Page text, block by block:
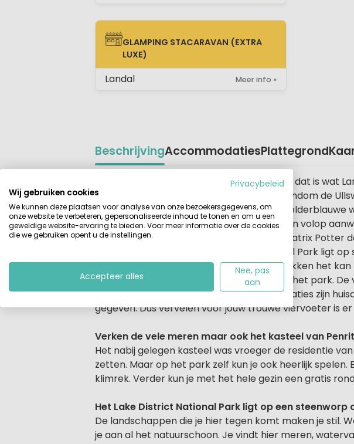
GLAMPING STACARAVAN (EXTRA LUXE)
GLAMPING STACARAVAN (EXTRA
LUXE)
Landal Meer info »
BeschrijvingAccommodatiesPlattegrond
Beschrijving
Een vakantie in een betoverend landschap dat is wat
vind je prachtige meren en bergketens. Rondom de
activiteiten ondernemen, geniet van het
actieve vakantie? Dan zijn de mogelijkheden volop
varenover de diverse meren. Hier werd Beatrix Potter
prachtige natuurpark Lake District National Park ligt
niet in te pakken. Wandelen, fietsen of kajakken het
een heerlijke maaltijd in
het restaurant
op het park.
bubbelbad buiten en in enkele accommodaties zijn
gegeven. Dus vervelen voor jouw trouwe viervoeter is er
Verken de vele meren maar ook het kasteel van
Het nabij gelegen kasteel was vroeger de residentie
zetten. Maar op het park zelf kun je ook heerlijk spelen.
klimrek. Verder kun je met het hele gezin een gratis
Het Lake District National Park ligt op een steenworp
De landschappen die je hier tegen komt maken je stil.
je aan al het natuurschoon. Je vindt hier meren,
Privacybeleid
Wij gebruiken cookies
We kunnen deze plaatsen voor analyse van onze bezoekersgegevens, om
onze website te verbeteren, gepersonaliseerde inhoud te tonen en om u een
geweldige website-ervaring te bieden. Voor meer informatie over de cookies
die we gebruiken opent u de instellingen.
Accepteer alles
Nee, pas
aan